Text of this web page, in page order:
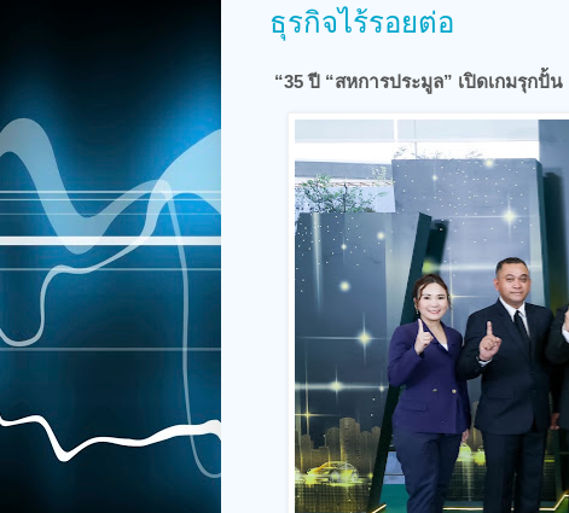
ธุรกิจไร้รอยต่อ
“35 ปี “สหการประมูล” เปิดเกมรุกปั้